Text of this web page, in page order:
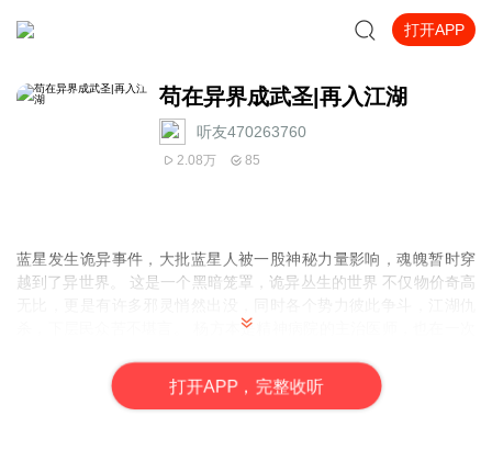
打开APP
苟在异界成武圣|再入江湖
听友470263760
2.08万 85
蓝星发生诡异事件，大批蓝星人被一股神秘力量影响，魂魄暂时穿
越到了异世界。 这是一个黑暗笼罩，诡异丛生的世界 不仅物价奇高
杀，下层民众苦不堪言。 杨方本是精神病院的主治医师，也在一次
板。 只要不停地刷新熟练度，就可以提升对于自身的境界。 他暗中
发育，脚下尸骸堆积，不知不觉间走上了一条苟圣之路。
打开APP，完整收听